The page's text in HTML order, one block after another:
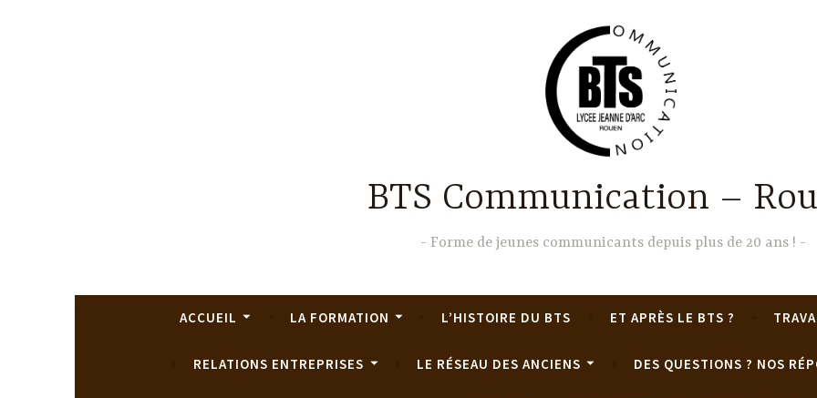
BTS Communication –
Forme de jeunes communicants depuis plus de 20 ans !
ACCUEIL LA FORMATION L’HISTOIRE DU BTS ET APRÈS LE BTS ?
RELATIONS ENTREPRISES LE RÉSEAU DES ANCIENS DES QUESTIONS ? NOS